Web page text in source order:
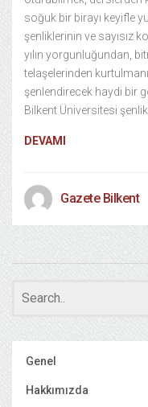
soğuk bir birayı keyifle
şenliklerinin ve sayısız
yılın yorgunluğundan,
telaşelerinden
şenlendirecek haydi bir
Bilkent Üniversitesi
DEVAMI
Gazete Bilkent
Genel
Hakkımızda